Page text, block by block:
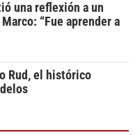
una reflexión a un
“Fue aprender a
Rud, el histórico